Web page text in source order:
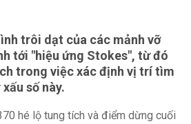
trôi dạt của các mảnh vỡ
tới "hiệu ứng Stokes", từ đó
trong việc xác định vị trí tìm
số này.
hé lộ tung tích và điểm dừng cuối